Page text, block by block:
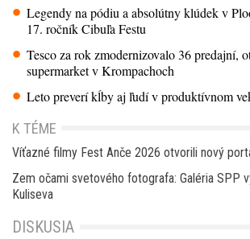
Legendy na pódiu a absolútny klúdek v
17. ročník Cibuľa Festu
Tesco za rok zmodernizovalo 36 predajní,
supermarket v Krompachoch
Leto preverí kĺby aj ľudí v produktívnom
K TÉME
Víťazné filmy Fest Anče 2026 otvorili nový
Zem očami svetového fotografa: Galéria SPP
Kuliseva
DISKUSIA